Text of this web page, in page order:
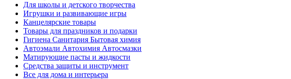
Для школы и детского творчества
Игрушки и развивающие игры
Канцелярские товары
Товары для праздников и подарки
Гигиена Санитария Бытовая химия
Автоэмали Автохимия Автосмазки
Матирующие пасты и жидкости
Средства защиты и инструмент
Все для дома и интерьера